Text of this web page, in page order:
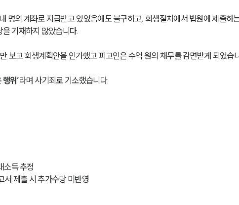
명의 계좌로 지급받고 있었음에도 불구하고, 회생절차에서 법원에 제출하
기재하지 않았습니다.
보고 회생계획안을 인가했고 피고인은 수억 원의 채무를 감면받게 되었습
위’라며 사기죄로 기소했습니다.
소득 추정
제출 시 추가수당 미반영